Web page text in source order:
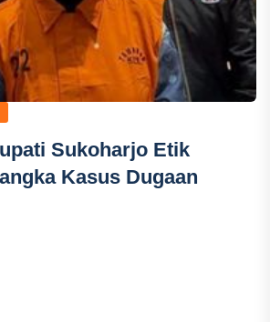
Sukoharjo Etik
Kasus Dugaan